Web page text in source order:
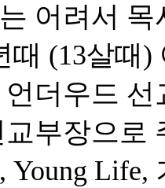
어려서
때 (13살때
더우드
부장으로
Young